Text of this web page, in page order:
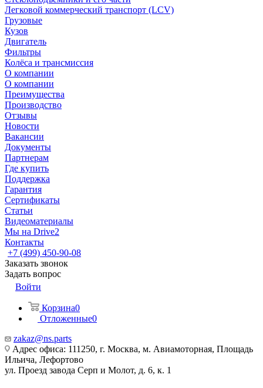
Легковой коммерческий транспорт (LCV)
Грузовые
Кузов
Двигатель
Фильтры
Колёса и трансмиссия
О компании
О компании
Преимущества
Производство
Отзывы
Новости
Вакансии
Документы
Партнерам
Где купить
Поддержка
Гарантия
Сертификаты
Статьи
Видеоматериалы
Мы на Drive2
Контакты
+7 (499) 450-90-08
Заказать звонок
Задать вопрос
Войти
Корзина0
Отложенные0
zakaz@ns.parts
Адрес офиса: 111250, г. Москва, м. Авиамоторная, Площадь
Ильича, Лефортово
ул. Проезд завода Серп и Молот, д. 6, к. 1